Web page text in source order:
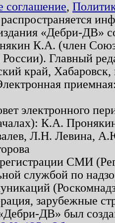
соглашение,
«Дебри-ДВ»
К.А. (член
России). Главный
край,
электронного
К.А.
Л.Н. Левина,
регистрации СМИ
службой по
зарубежные
ДВ» был